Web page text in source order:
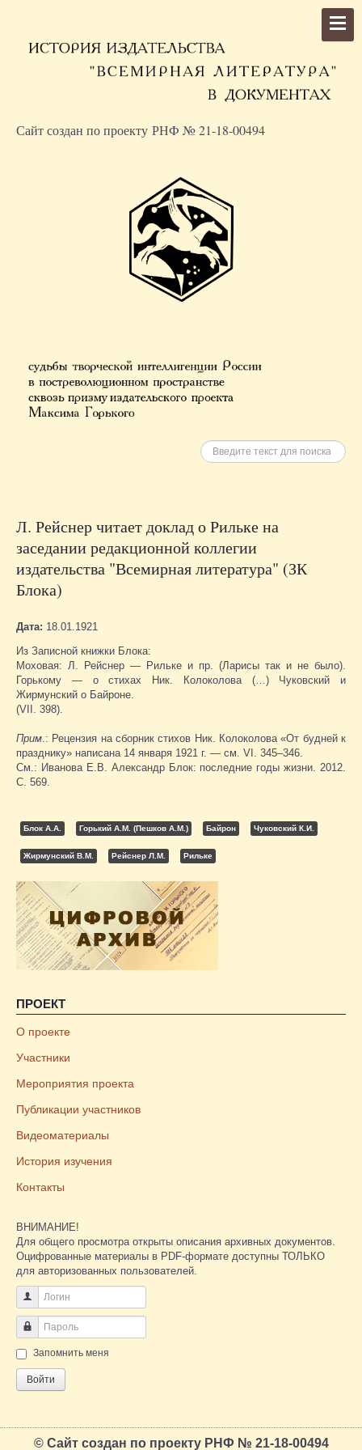
Сайт создан по проекту РНФ № 21-18-00494
Искать
Л. Рейснер читает доклад о Рильке на
заседании редакционной коллегии
издательства "Всемирная литература" (ЗК
Блока)
Дата: 18.01.1921
Из Записной книжки Блока:
Моховая: Л. Рейснер — Рильке и пр. (Ларисы так и не было).
Горькому — о стихах Ник. Колоколова (…) Чуковский и
Жирмунский о Байроне.
(VII. 398).
Прим.: Рецензия на сборник стихов Ник. Колоколова «От будней к
празднику» написана 14 января 1921 г. — см. VI. 345–346.
См.: Иванова Е.В. Александр Блок: последние годы жизни. 2012.
С. 569.
Блок А.А. Горький А.М. (Пешков А.М.) Байрон Чуковский К.И.
Жирмунский В.М. Рейснер Л.М. Рильке
ПРОЕКТ
О проекте
Участники
Мероприятия проекта
Публикации участников
Видеоматериалы
История изучения
Контакты
ВНИМАНИЕ!
Для общего просмотра открыты описания архивных документов.
Оцифрованные материалы в PDF-формате доступны ТОЛЬКО
для авторизованных пользователей.
Логин
Пароль
Запомнить меня
Войти
© Сайт создан по проекту РНФ № 21-18-00494